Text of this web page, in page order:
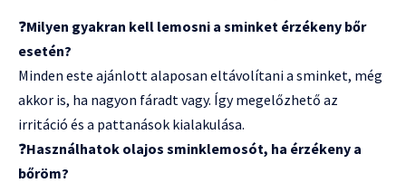
❓Milyen gyakran kell lemosni a sminket érzékeny bőr
esetén?
Minden este ajánlott alaposan eltávolítani a sminket, még
akkor is, ha nagyon fáradt vagy. Így megelőzhető az
irritáció és a pattanások kialakulása.
❓Használhatok olajos sminklemosót, ha érzékeny a
bőröm?